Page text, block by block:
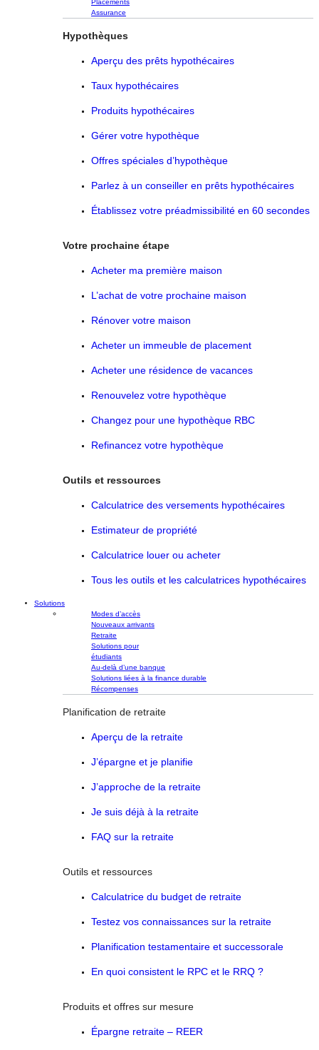
Placements
Assurance
Hypothèques
Aperçu des prêts hypothécaires
Taux hypothécaires
Produits hypothécaires
Gérer votre hypothèque
Offres spéciales d’hypothèque
Parlez à un conseiller en prêts hypothécaires
Établissez votre préadmissibilité en 60 secondes
Votre prochaine étape
Acheter ma première maison
L’achat de votre prochaine maison
Rénover votre maison
Acheter un immeuble de placement
Acheter une résidence de vacances
Renouvelez votre hypothèque
Changez pour une hypothèque RBC
Refinancez votre hypothèque
Outils et ressources
Calculatrice des versements hypothécaires
Estimateur de propriété
Calculatrice louer ou acheter
Tous les outils et les calculatrices hypothécaires
Solutions
Modes d’accès
Nouveaux arrivants
Retraite
Solutions pour
étudiants
Au-delà d’une banque
Solutions liées à la finance durable
Récompenses
Planification de retraite
Aperçu de la retraite
J’épargne et je planifie
J’approche de la retraite
Je suis déjà à la retraite
FAQ sur la retraite
Outils et ressources
Calculatrice du budget de retraite
Testez vos connaissances sur la retraite
Planification testamentaire et successorale
En quoi consistent le RPC et le RRQ ?
Produits et offres sur mesure
Épargne retraite – REER